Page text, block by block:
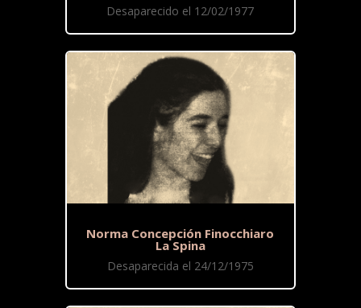
Desaparecido el 12/02/1977
Norma Concepción Finocchiaro
La Spina
Desaparecida el 24/12/1975